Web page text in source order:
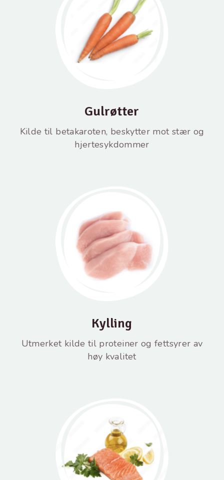
Gulrøtter
Kilde til betakaroten, beskytter mot stær og
hjertesykdommer
Kylling
Utmerket kilde til proteiner og fettsyrer av
høy kvalitet